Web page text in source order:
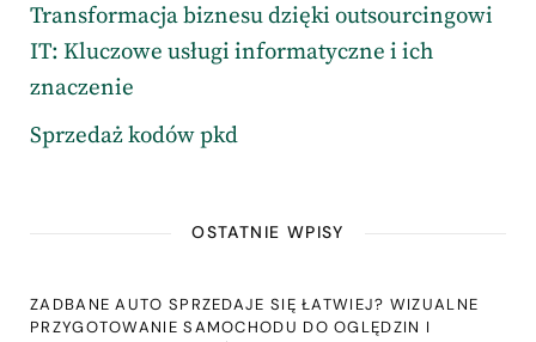
Transformacja biznesu dzięki outsourcingowi
IT: Kluczowe usługi informatyczne i ich
znaczenie
Sprzedaż kodów pkd
OSTATNIE WPISY
ZADBANE AUTO SPRZEDAJE SIĘ ŁATWIEJ? WIZUALNE
PRZYGOTOWANIE SAMOCHODU DO OGLĘDZIN I